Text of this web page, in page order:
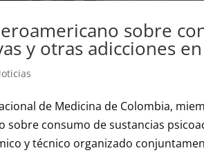
sobre
y otras adicciones
de Medicina de Colombia,
sobre consumo de sustancias
y técnico organizado